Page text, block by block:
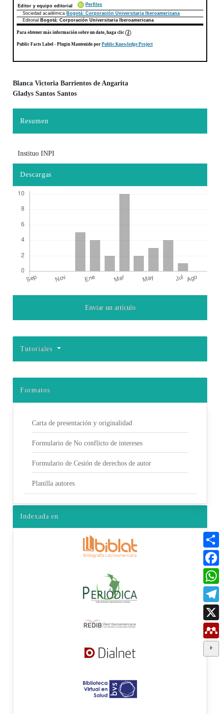
Editor y equipo editorial
Perfiles
Sociedad académica Bogotá: Corporación Universitaria Iberoamericana
Editorial
Bogotá: Corporación Universitaria Iberoamericana
Para obtener más información sobre un dato, haga clic
Public Facts Label - Plugin Mantenido porPublic Knowledge Project
Contenido principal del artículo
Blanca Victoria Barrientos de Angarita
Gladys Santos Santos
Resumen
Instituo INPI
Descargas
Detalles del artículoEnviar un artículo
Tutoriales
Formatos
Carta de presentación y originalidad
Formulario de No conflicto de intereses
Formulario de Cesión de derechos de autor
Planilla autores
Indexada en